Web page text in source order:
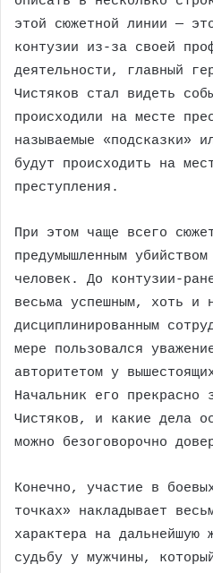
этой сюжетной линии —
контузии из-за своей
деятельности, главный
Чистяков стал видеть
происходили на месте
называемые «подсказки»
будут происходить на
преступления.
При этом чаще всего
предумышленным
человек. До контузии-
весьма успешным, хоть и
дисциплинированным
мере пользовался
авторитетом у
Начальник его прекрасно
Чистяков, и какие дела
можно безоговорочно
Конечно, участие в
точках» накладывает
характера на дальнейшую
судьбу у мужчины,